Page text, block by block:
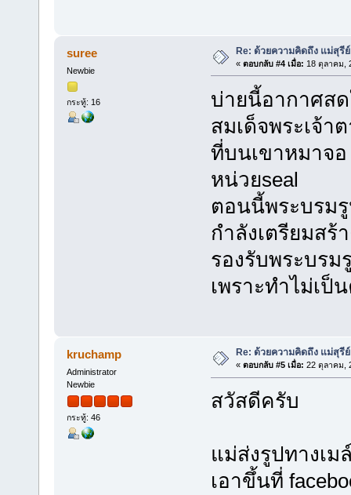
suree
Newbie
กระทู้: 16
Re: ด้วยความคิดถึง แม่สุรี
« ตอบกลับ #4 เมื่อ: 18 ตุลาคม,
บ่ายนี้อากาศส
สมเด็จพระเจ้า
ที่บนเขาหมาจ
หน่วยseal
ตอนนี้พระบรม
กำลังเตรียมสร้
รองรับพระบรม
เพราะทำไม่เป็
kruchamp
Administrator
Newbie
กระทู้: 46
Re: ด้วยความคิดถึง แม่สุรี
« ตอบกลับ #5 เมื่อ: 22 ตุลาคม,
สวัสดีครับ
แม่ส่งรูปทางเ
เอาขึ้นที่